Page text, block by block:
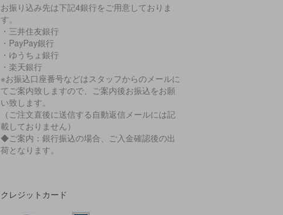
お振り込み先は下記4銀行をご用意しておりま
す。
・三井住友銀行
・PayPay銀行
・ゆうちょ銀行
・楽天銀行
※お振込口座番号などはスタッフからのメールに
てご案内致しますので、ご案内後お振込をお願
い致します。
（ご注文直後に送信する自動返信メールには記
載しておりません）
◆ご案内：銀行振込の場合、ご入金確認後の出
荷となります。
クレジットカード